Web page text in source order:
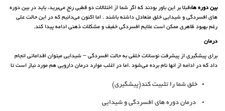
بین دوره ها:قبلا بر این باور بودند که اگر شما از اختلالات دو قطبی رنج می‌برید، باید در بین دوره
های افسردگی و شیدایی خلق متعادل داشته باشند . اما اکنون می‌دانیم که در این حالت علی
رغم بهبود ظاهری ممکن است علایم افسردگی خفیف و مشکلات ذهنی ادامه پیدا کند.
درمان
برای پیشگیری از پیشرفت نوسانات خلقی به حالت افسردگی – شیدایی میتوان اقداماتی انجام
داد که در ادامه از انها نام برده می‌شود .اما در اغلب موارد درمان دارویی هم مورد نیاز است تا
خلق شما را تثبیت کند(پیشگیری)
درمان دوره های افسردگی و شیدایی